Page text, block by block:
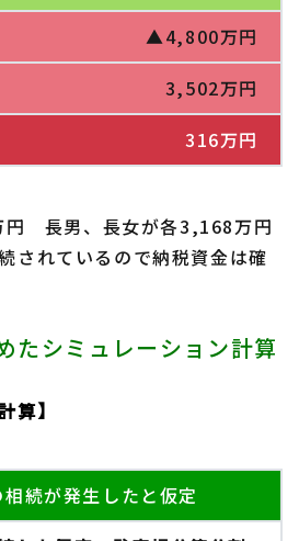
▲4,800万円
3,502万円
316万円
円 長男、長女が各3,168万円
されているので納税資金は確
たシミュレーション計算
算】
続が発生したと仮定